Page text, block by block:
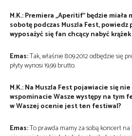
M.K.: Premiera „Aperitif” będzie
sobotę podczas Muszla Fest, powiedz
wyposażyć się fan chcący nabyć
Emas:Tak, właśnie 8.09.2012 odbędzie się
płyty wynosi 19,99 brutto.
M.K.: Na Muszla Fest pojawiacie się nie
wspominacie Wasze występy na tym
w Waszej ocenie jest ten festiwal?
Emas:To prawda mamy za sobą koncert na